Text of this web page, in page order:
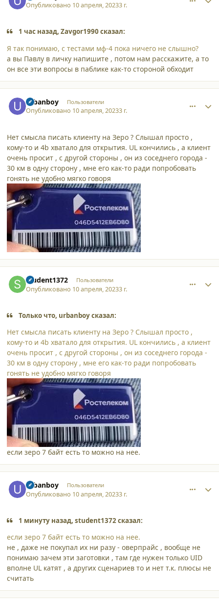
Опубликовано 10 апреля, 20233 г.
1 час назад, Zavgor1990 сказал:
Я так понимаю, с тестами мф-4 пока ничего не слышно?
а вы Павлу в личку напишите , потом нам расскажите, а то
он все эти вопросы в паблике как-то стороной обходит
urbanboy Пользователи
Опубликовано 10 апреля, 20233 г.
Нет смысла писать клиенту на Зеро ? Слышал просто ,
кому-то и 4b хватало для открытия. UL кончились , а клиент
очень просит , с другой стороны , он из соседнего города -
30 км в одну сторону , мне его как-то ради попробовать
гонять не удобно мягко говоря
student1372 Пользователи
Опубликовано 10 апреля, 20233 г.
Только что, urbanboy сказал:
Нет смысла писать клиенту на Зеро ? Слышал просто ,
кому-то и 4b хватало для открытия. UL кончились , а клиент
очень просит , с другой стороны , он из соседнего города -
30 км в одну сторону , мне его как-то ради попробовать
гонять не удобно мягко говоря
если зеро 7 байт есть то можно на нее.
urbanboy Пользователи
Опубликовано 10 апреля, 20233 г.
1 минуту назад, student1372 сказал:
если зеро 7 байт есть то можно на нее.
не , даже не покупал их ни разу - оверпрайс , вообще не
понимаю зачем эти заготовки , там где нужен только UID
вполне UL катят , а других сценариев то и нет т.к. плюсы не
считать